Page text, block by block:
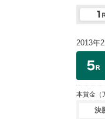
2013年
本賞金 （
決